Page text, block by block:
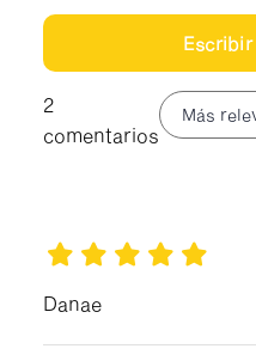
Escribir
2
comentarios
Más
Danae